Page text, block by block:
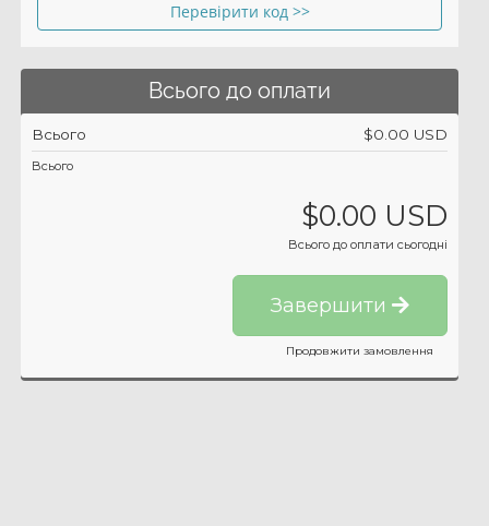
Перевірити код >>
Всього до оплати
Всього $0.00 USD
Всього
$0.00 USD
Всього до оплати сьогодні
Завершити
Продовжити замовлення